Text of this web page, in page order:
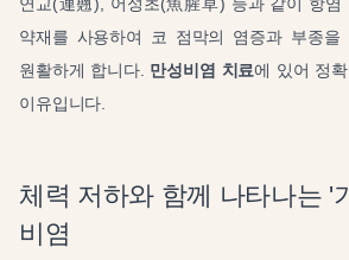
약재를 사용하여 코 점막의 염증과 부종을
원활하게 합니다. 만성비염 치료에 있어 정
이유입니다.
체력 저하와 함께 나타나는 '
비염